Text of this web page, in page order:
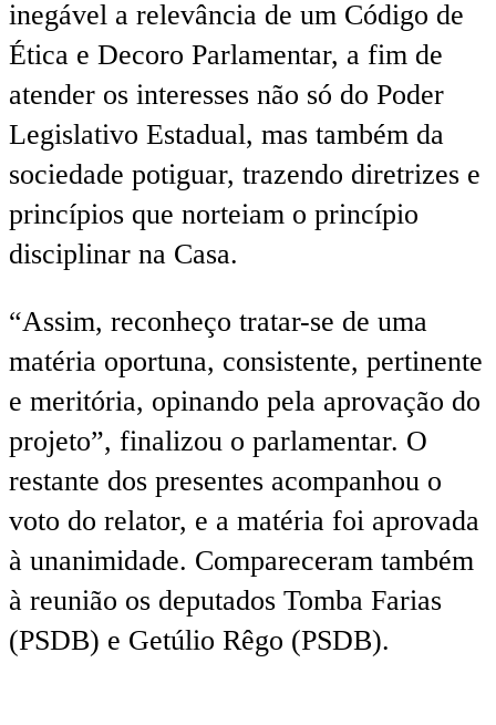
inegável a relevância de um Código de
Ética e Decoro Parlamentar, a fim de
atender os interesses não só do Poder
Legislativo Estadual, mas também da
sociedade potiguar, trazendo diretrizes e
princípios que norteiam o princípio
disciplinar na Casa.
“Assim, reconheço tratar-se de uma
matéria oportuna, consistente, pertinente
e meritória, opinando pela aprovação do
projeto”, finalizou o parlamentar. O
restante dos presentes acompanhou o
voto do relator, e a matéria foi aprovada
à unanimidade. Compareceram também
à reunião os deputados Tomba Farias
(PSDB) e Getúlio Rêgo (PSDB).